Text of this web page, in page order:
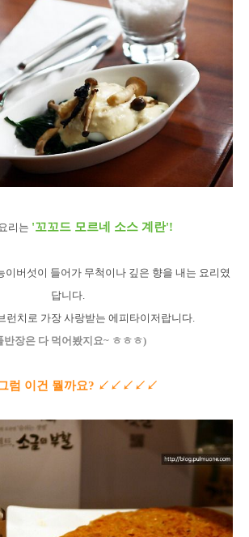
리는 '꼬꼬드 모르네 소스 계란'!
이버섯이 들어가 무척이나 깊은 향을 내는 요리였
답니다.
런치로 가장 사랑받는 에피타이저랍니다.
반장은 다 먹어봤지요~ ㅎㅎㅎ)
럼 이건 뭘까요? ↙↙↙↙↙